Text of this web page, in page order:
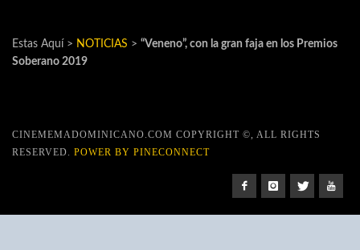
Estas Aquí > NOTICIAS > “Veneno”, con la gran faja en los Premios
Soberano 2019
CINEMEMADOMINICANO.COM COPYRIGHT ©, ALL RIGHTS
RESERVED. POWER BY PINECONNECT